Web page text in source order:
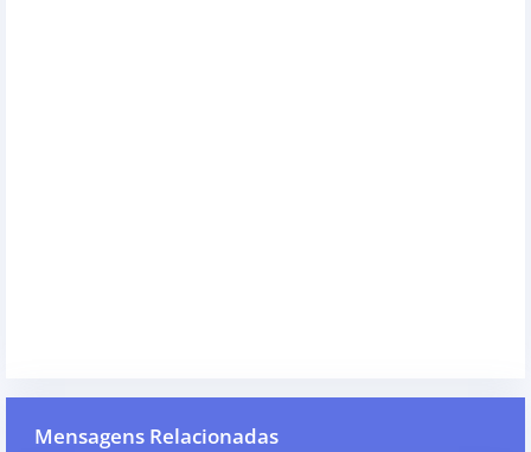
Mensagens Relacionadas